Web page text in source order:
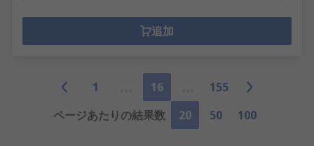
追加
1 16
155
ページあたりの結果数
20 50 100